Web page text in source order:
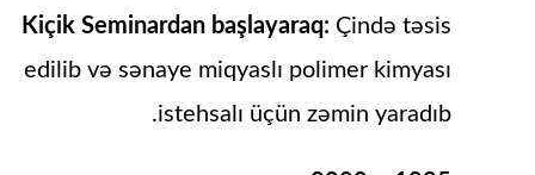
Kiçik Seminardan başlayaraq: Çində təsis
edilib və sənaye miqyaslı polimer kimyası
istehsalı üçün zəmin yaradıb.